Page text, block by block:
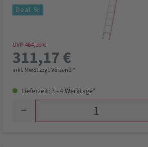
Deal %
UVP464,10 €
311,17 €
inkl. MwSt zzgl. Versand *
Lieferzeit: 3 - 4 Werktage*